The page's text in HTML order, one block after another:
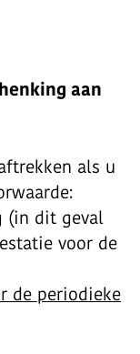
aan
als u
(in dit geval
voor de
de periodieke